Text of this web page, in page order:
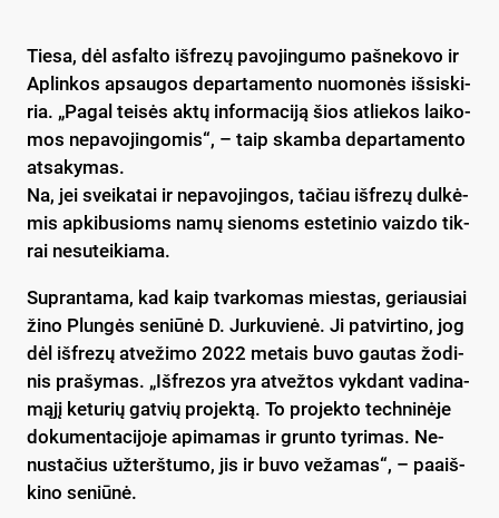
Tie­sa, dėl as­fal­to iš­fre­zų pa­vo­jin­gu­mo pa­šne­ko­vo ir
Ap­lin­kos ap­sau­gos de­par­ta­men­to nuo­mo­nės iš­si­ski­
ria. „Pa­gal tei­sės ak­tų in­for­ma­ci­ją šios at­lie­kos lai­ko­
mos ne­pa­vo­jin­go­mis“, – taip skam­ba de­par­ta­men­to
at­sa­ky­mas.
Na, jei svei­ka­tai ir ne­pa­vo­jin­gos, ta­čiau iš­fre­zų dul­kė­
mis ap­ki­bu­sioms na­mų sie­noms es­te­ti­nio vaiz­do tik­
rai ne­su­tei­kia­ma.
Sup­ran­ta­ma, kad kaip tvar­ko­mas mies­tas, ge­riau­siai
ži­no Plun­gės se­niū­nė D. Jur­ku­vie­nė. Ji pa­tvir­ti­no, jog
dėl iš­fre­zų at­ve­ži­mo 2022 me­tais bu­vo gau­tas žo­di­
nis pra­šy­mas. „Išf­re­zos yra at­vež­tos vyk­dant va­di­na­
mą­jį ke­tu­rių gat­vių pro­jek­tą. To pro­jek­to tech­ni­nė­je
do­ku­men­ta­ci­jo­je api­ma­mas ir grun­to ty­ri­mas. Ne­
nus­ta­čius už­terš­tu­mo, jis ir bu­vo ve­ža­mas“, – paaiš­
ki­no se­niū­nė.